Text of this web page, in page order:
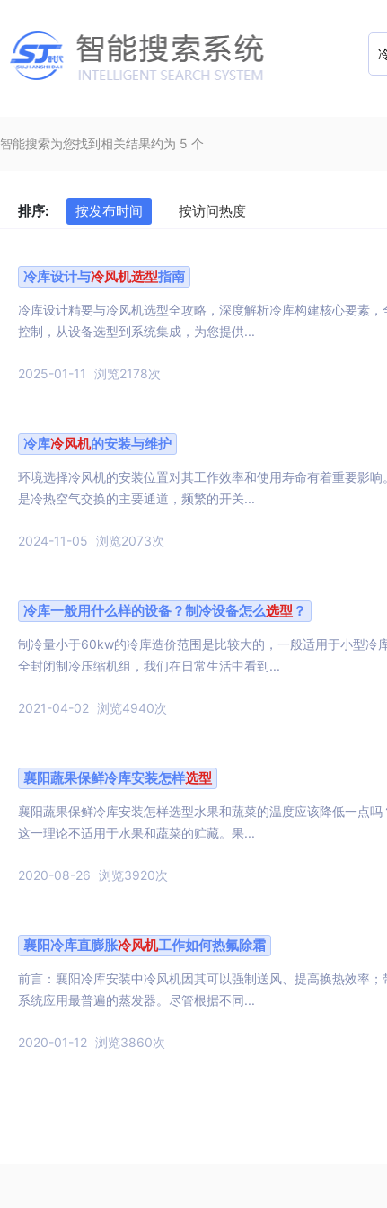
智能搜索为您找到相关结果约为 5 个
排序: 按发布时间 按访问热度
冷库设计与冷风机选型指南
冷库设计精要与冷风机选型全攻略，深度解析冷库构建核心要素
控制，从设备选型到系统集成，为您提供...
2025-01-11 浏览2178次
冷库冷风机的安装与维护
环境选择冷风机的安装位置对其工作效率和使用寿命有着重要影
是冷热空气交换的主要通道，频繁的开关...
2024-11-05 浏览2073次
冷库一般用什么样的设备？制冷设备怎么选型 ？
制冷量小于60kw的冷库造价范围是比较大的，一般适用于小型
全封闭制冷压缩机组，我们在日常生活中看到...
2021-04-02 浏览4940次
襄阳蔬果保鲜冷库安装怎样选型
襄阳蔬果保鲜冷库安装怎样选型水果和蔬菜的温度应该降低一点
这一理论不适用于水果和蔬菜的贮藏。果...
2020-08-26 浏览3920次
襄阳冷库直膨胀冷风机工作如何热氟除霜
前言：襄阳冷库安装中冷风机因其可以强制送风、提高换热效率
系统应用最普遍的蒸发器。尽管根据不同...
2020-01-12 浏览3860次